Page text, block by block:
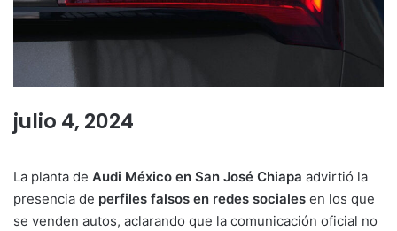
julio 4, 2024
La planta de Audi México en San José Chiapa advirtió la
presencia de perfiles falsos en redes sociales en los que
se venden autos, aclarando que la comunicación oficial no